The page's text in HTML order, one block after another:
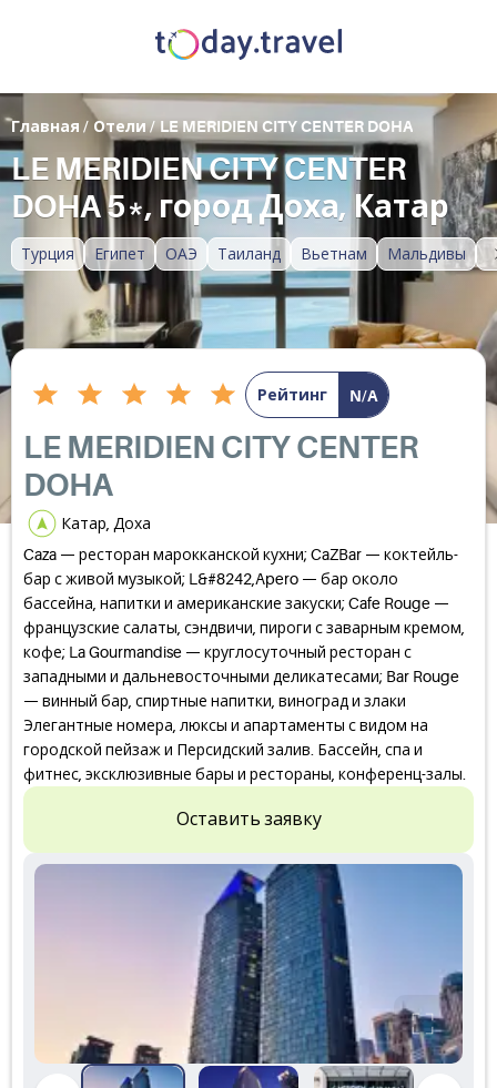
Турция Египет ОАЭ Таиланд Вьетнам Мальдивы
Главная / Отели/ LE MERIDIEN CITY CENTER DOHA
LE MERIDIEN CITY CENTER
DOHA 5*, город Доха, Катар
Рейтинг N/A
LE MERIDIEN CITY CENTER
DOHA
Катар, Доха
Caza — ресторан марокканской кухни; CaZBar — коктейль-
бар с живой музыкой; L&#8242,Apero — бар около
бассейна, напитки и американские закуски; Cafe Rouge —
французские салаты, сэндвичи, пироги с заварным кремом,
кофе; La Gourmandise — круглосуточный ресторан с
западными и дальневосточными деликатесами; Bar Rouge
— винный бар, спиртные напитки, виноград и злаки
Элегантные номера, люксы и апартаменты с видом на
городской пейзаж и Персидский залив. Бассейн, спа и
фитнес, эксклюзивные бары и рестораны, конференц-залы.
Оставить заявку